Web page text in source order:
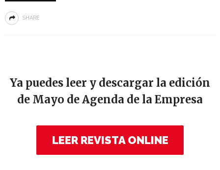
SHARE
Ya puedes leer y descargar la edición
de Mayo de Agenda de la Empresa
LEER REVISTA ONLINE